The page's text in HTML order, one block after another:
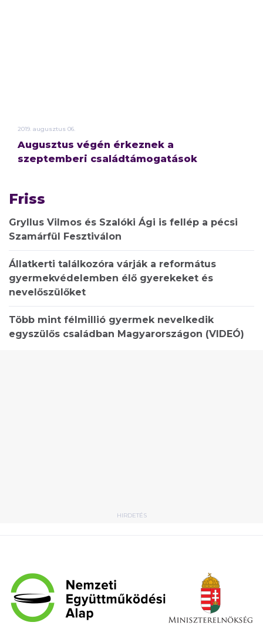
2019. augusztus 06.
Augusztus végén érkeznek a
szeptemberi családtámogatások
Friss
Gryllus Vilmos és Szalóki Ági is fellép a pécsi
Szamárfül Fesztiválon
Állatkerti találkozóra várják a református
gyermekvédelemben élő gyerekeket és
nevelőszülőket
Több mint félmillió gyermek nevelkedik
egyszülős családban Magyarországon (VIDEÓ)
HIRDETÉS